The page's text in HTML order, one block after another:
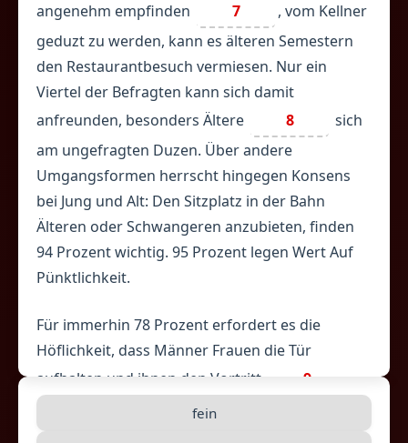
angenehm empfinden
7
, vom Kellner
geduzt zu werden, kann es älteren Semestern
den Restaurantbesuch vermiesen. Nur ein
Viertel der Befragten kann sich damit
anfreunden, besonders Ältere
8
sich
am ungefragten Duzen. Über andere
Umgangsformen herrscht hingegen Konsens
bei Jung und Alt: Den Sitzplatz in der Bahn
Älteren oder Schwangeren anzubieten, finden
94 Prozent wichtig. 95 Prozent legen Wert Auf
Pünktlichkeit.
Für immerhin 78 Prozent erfordert es die
Höflichkeit, dass Männer Frauen die Tür
aufhalten und ihnen den Vortritt
9
Unhöflich finden es 91 Prozent, wenn jemand
während einer Unterhaltung auf das Handy
fein